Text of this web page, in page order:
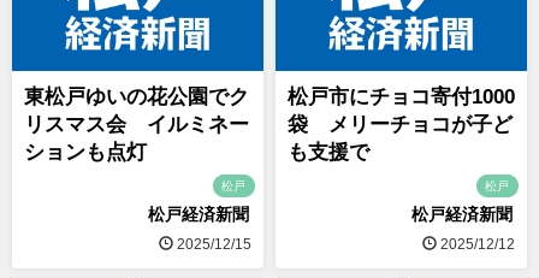
東松戸ゆいの花公園でク
リスマス会 イルミネー
ションも点灯
松戸
松戸経済新聞
2025/12/15
松戸市にチョコ寄付1000
袋 メリーチョコが子ど
も支援で
松戸
松戸経済新聞
2025/12/12